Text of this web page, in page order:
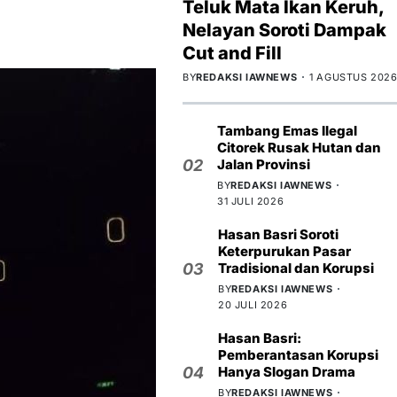
Teluk Mata Ikan Keruh,
Nelayan Soroti Dampak
Cut and Fill
BYREDAKSI IAWNEWS 1 AGUSTUS 2026
02
Tambang Emas Ilegal
Citorek Rusak Hutan dan
Jalan Provinsi
BYREDAKSI IAWNEWS
31 JULI 2026
03
Hasan Basri Soroti
Keterpurukan Pasar
Tradisional dan Korupsi
BYREDAKSI IAWNEWS
20 JULI 2026
04
Hasan Basri:
Pemberantasan Korupsi
Hanya Slogan Drama
BYREDAKSI IAWNEWS